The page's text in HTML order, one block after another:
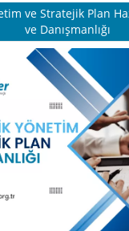
ve Stratejik Plan
ve Danışmanlığı